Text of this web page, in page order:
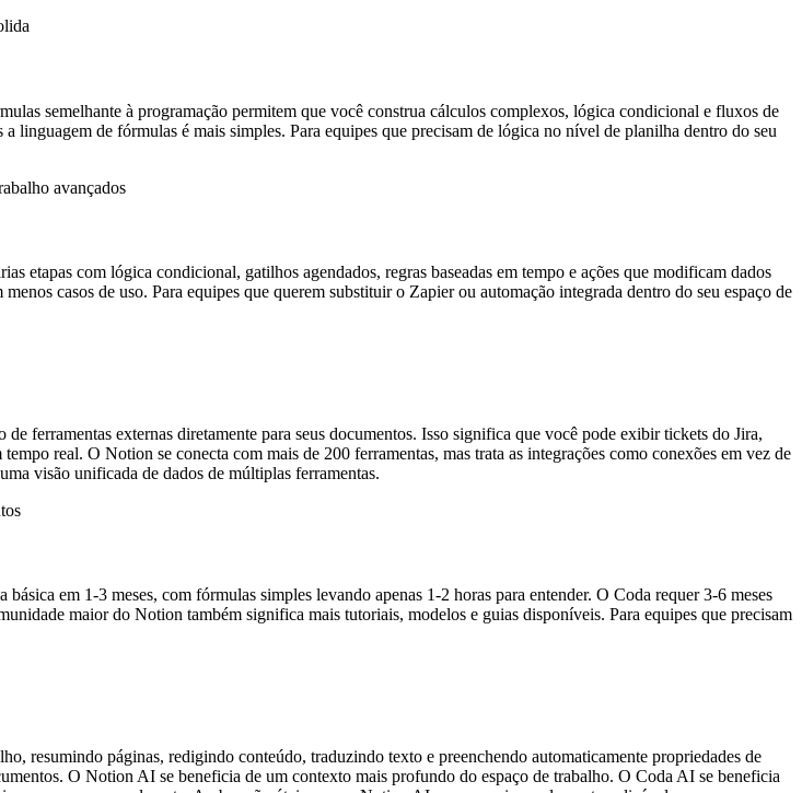
semelhante à programação permitem que você construa cálculos complexos, lógica condicional e fluxos de
linguagem de fórmulas é mais simples. Para equipes que precisam de lógica no nível de planilha dentro do seu
avançados
etapas com lógica condicional, gatilhos agendados, regras baseadas em tempo e ações que modificam dados
casos de uso. Para equipes que querem substituir o Zapier ou automação integrada dentro do seu espaço de
ferramentas externas diretamente para seus documentos. Isso significa que você pode exibir tickets do Jira,
real. O Notion se conecta com mais de 200 ferramentas, mas trata as integrações como conexões em vez de
visão unificada de dados de múltiplas ferramentas.
em 1-3 meses, com fórmulas simples levando apenas 1-2 horas para entender. O Coda requer 3-6 meses
maior do Notion também significa mais tutoriais, modelos e guias disponíveis. Para equipes que precisam
resumindo páginas, redigindo conteúdo, traduzindo texto e preenchendo automaticamente propriedades de
O Notion AI se beneficia de um contexto mais profundo do espaço de trabalho. O Coda AI se beneficia